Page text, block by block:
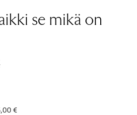
se mikä on
€